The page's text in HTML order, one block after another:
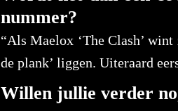
nummer?
“Als Maelox ‘The Clash’
de plank’ liggen. Uiteraard
Willen jullie verder